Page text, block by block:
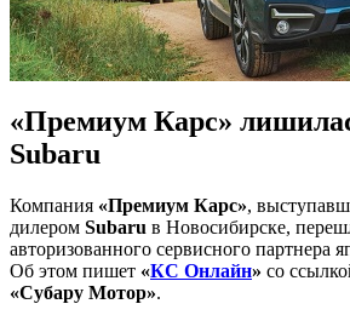
«Премиум Карс»
Subaru
Компания «Премиум Карс»,
дилером Subaru в Новосибирске,
авторизованного сервисного партнера
Об этом пишет «КС Онлайн» со
«Субару Мотор».